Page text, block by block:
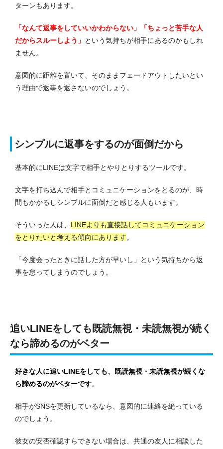
ターンもあります。
「なんて返事をしていいかわからない」「ちょっと苦手な人
だからスルーしよう」 という気持ちが相手にあるのかもしれ
ません。
意図的に距離を置いて、そのままフェードアウトしたいとい
う理由で返事を返さないのでしょう。
シンプルに返事をするのが面倒だから
基本的にLINEは文字で相手とやりとりするツールです。
文字を打ち込んで相手とコミュニケーションをとるのが、時
間もかかるしシンプルに面倒だと感じる人もいます。
そういった人は、 LINEよりも直接話してコミュニケーション
をとりたいと考える傾向にあります。
「今度会ったときに話した方が早いし」という気持ちから返
事を怠ってしまうのでしょう。
追いLINEをしても既読無視・未読無視が続く
なら諦めるのがベター
好きな人に追いLINEをしても、既読無視・未読無視が続くな
ら諦めるのがベターです。
相手がSNSを更新しているなら、意図的に連絡を絶っている
のでしょう。
彼女の安否確認すらできない場合は、共通の友人に相談した